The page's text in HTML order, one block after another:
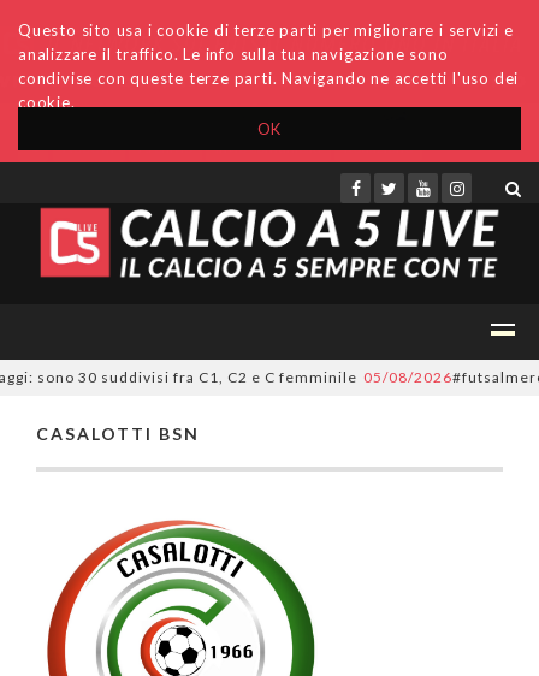
OK
Questo sito usa i cookie di terze parti per migliorare i servizi e
analizzare il traffico. Le info sulla tua navigazione sono
condivise con queste terze parti. Navigando ne accetti l'uso dei
cookie.
Accedi Archivio Invio comunicati Redazione
sono 30 suddivisi fra C1, C2 e C femminile 05/08/2026
CASALOTTI BSN